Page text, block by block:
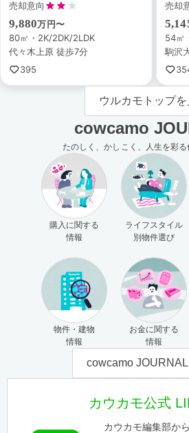
売却意向
9,880万円〜
80㎡・2K/2DK/2LDK
代々木上原 徒歩7分
395
売却
54㎡
駒沢
ウルカモトップを
cowcamo
たのしく、かしこく、人生を彩
購入に関する
情報
ライフスタイル
別物件選び
物件・建物
情報
お金に関する
情報
cowcamo
カウカモ公式
カウカモ編集部か